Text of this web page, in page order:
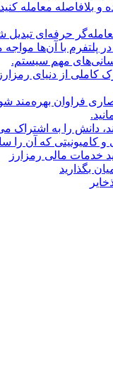
و بلافاصله معامله کنید
حرفه‌ای تبدیل
پلتفرم با آن‌ها
مهم سیستم.
کاملی از دنیای
فراوان بهره‌مند
دانش را به
کامیونیتی که آن را
خدمات مالی رمزارز
بگذارید